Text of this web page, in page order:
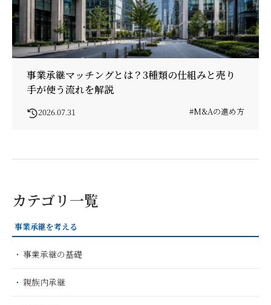
事業承継マッチングとは？3種類の仕組みと売り
手が使う流れを解説
2026.07.31 #M&Aの進め方
カテゴリ一覧
事業承継を考える
事業承継の基礎
親族内承継